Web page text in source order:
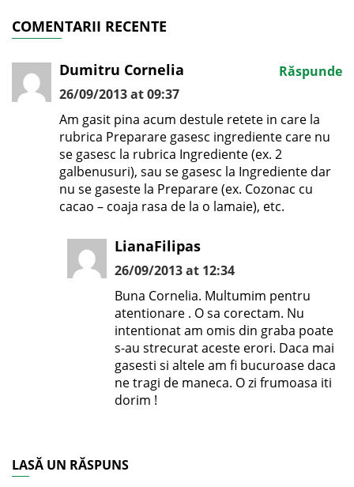
COMENTARII RECENTE
Dumitru Cornelia
26/09/2013 at 09:37
Am gasit pina acum destule retete in care la
rubrica Preparare gasesc ingrediente care nu
se gasesc la rubrica Ingrediente (ex. 2
galbenusuri), sau se gasesc la Ingrediente dar
nu se gaseste la Preparare (ex. Cozonac cu
cacao – coaja rasa de la o lamaie), etc.
Răspunde
LianaFilipas
26/09/2013 at 12:34
Buna Cornelia. Multumim pentru
atentionare . O sa corectam. Nu
intentionat am omis din graba poate
s-au strecurat aceste erori. Daca mai
gasesti si altele am fi bucuroase daca
ne tragi de maneca. O zi frumoasa iti
dorim !
LASĂ UN RĂSPUNS